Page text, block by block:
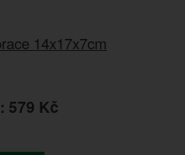
14x17x7cm
579 Kč